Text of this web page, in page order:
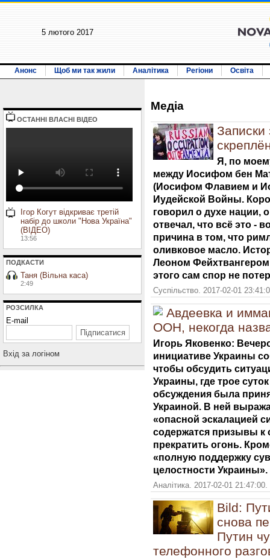
5 лютого 2017
Анонс Щоб ми так жили Аналітика Регіони Освіта
ОСТАННI ВЛАСНI ВIДЕО
Ігор Когут відкриває третій
набір до школи "Нова Україна"
(ВІДЕО)
13:56
ПОДКАСТИ
Таня (Вільна каса)
2:49
РОЗСИЛКА
E-mail
Вхiд за логiном
Медiа
Я, по
между Иосифом бен
(Иосифом Флавием и
Иудейской Войны.
говорил о духе нации,
отвечал, что всё это -
причина в том, что
оливковое масло.
Леоном
этого сам спор не
Суспільство. 2017-02-01
Авдеевка и
ООН, некогда
Игорь Яковенко:
инициативе Украины
чтобы обсудить
Украины, где трое
обсуждения была
Украиной. В ней
«опасной эскалацией
содержатся призывы к
прекратить огонь.
«полную поддержку
целостности Украины».
Аналітика. 2017-02-01
Bild:
снова
Путин
телефонного